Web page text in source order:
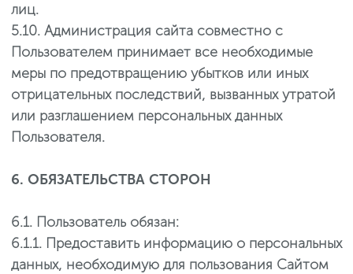
лиц.
5.10. Администрация сайта совместно с
Пользователем принимает все необходимые
меры по предотвращению убытков или иных
отрицательных последствий, вызванных утратой
или разглашением персональных данных
Пользователя.
6. ОБЯЗАТЕЛЬСТВА СТОРОН
6.1. Пользователь обязан:
6.1.1. Предоставить информацию о персональных
данных, необходимую для пользования Сайтом